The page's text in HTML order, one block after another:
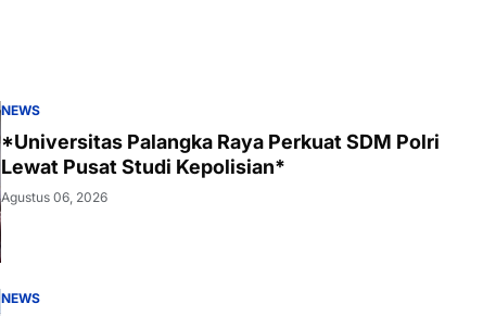
NEWS
*Universitas Palangka Raya Perkuat SDM Polri
Lewat Pusat Studi Kepolisian*
Agustus 06, 2026
NEWS